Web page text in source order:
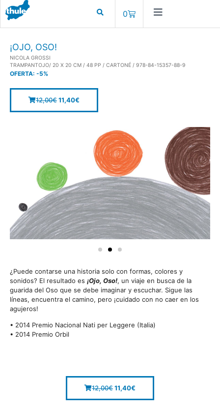
0
¡OJO, OSO!
NICOLA GROSSI
TRAMPANTOJO/ 20 X 20 CM / 48 PP / CARTONÉ / 978-84-15357-88-9
OFERTA: -5%
12,00€11,40€
¿Puede contarse una historia solo con formas, colores y
sonidos? El resultado es ¡Ojo, Oso!, un viaje en busca de la
guarida del Oso que se debe imaginar y escuchar. Sigue las
líneas, encuentra el camino, pero ¡cuidado con no caer en los
agujeros!
• 2014 Premio Nacional Nati per Leggere (Italia)
• 2014 Premio Orbil
12,00€11,40€